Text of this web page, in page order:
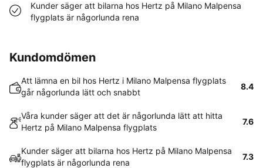
Kunder säger att bilarna hos Hertz på Milano Malpensa
flygplats är någorlunda rena
Kundomdömen
Att lämna en bil hos Hertz i Milano Malpensa flygplats
går någorlunda lätt och snabbt
8.4
Våra kunder säger att det är någorlunda lätt att hitta
Hertz på Milano Malpensa flygplats
7.6
Kunder säger att bilarna hos Hertz på Milano Malpensa
flygplats är någorlunda rena
7.3